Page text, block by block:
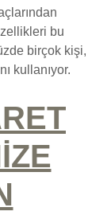
bu
birçok kişi,
kullanıyor.